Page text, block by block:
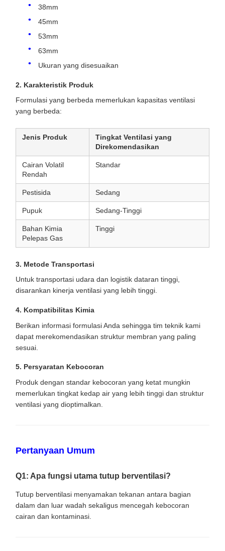
38mm
45mm
53mm
63mm
Ukuran yang disesuaikan
2. Karakteristik Produk
Formulasi yang berbeda memerlukan kapasitas ventilasi
yang berbeda:
Jenis Produk
Tingkat Ventilasi yang
Direkomendasikan
Cairan Volatil
Rendah
Standar
Pestisida Sedang
Pupuk Sedang-Tinggi
Bahan Kimia
Pelepas Gas
Tinggi
3. Metode Transportasi
Untuk transportasi udara dan logistik dataran tinggi,
disarankan kinerja ventilasi yang lebih tinggi.
4. Kompatibilitas Kimia
Berikan informasi formulasi Anda sehingga tim teknik kami
dapat merekomendasikan struktur membran yang paling
sesuai.
5. Persyaratan Kebocoran
Produk dengan standar kebocoran yang ketat mungkin
memerlukan tingkat kedap air yang lebih tinggi dan struktur
ventilasi yang dioptimalkan.
Pertanyaan Umum
Q1: Apa fungsi utama tutup berventilasi?
Tutup berventilasi menyamakan tekanan antara bagian
dalam dan luar wadah sekaligus mencegah kebocoran
cairan dan kontaminasi.